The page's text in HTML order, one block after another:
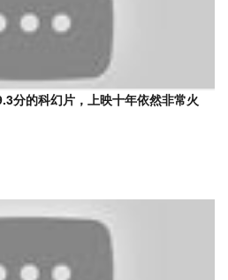
分的科幻片，上映十年依然非常火